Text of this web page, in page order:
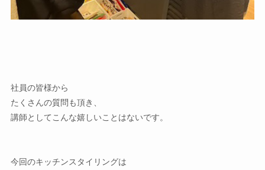
社員の皆様から
たくさんの質問も頂き、
講師としてこんな嬉しいことはないです。
今回のキッチンスタイリングは